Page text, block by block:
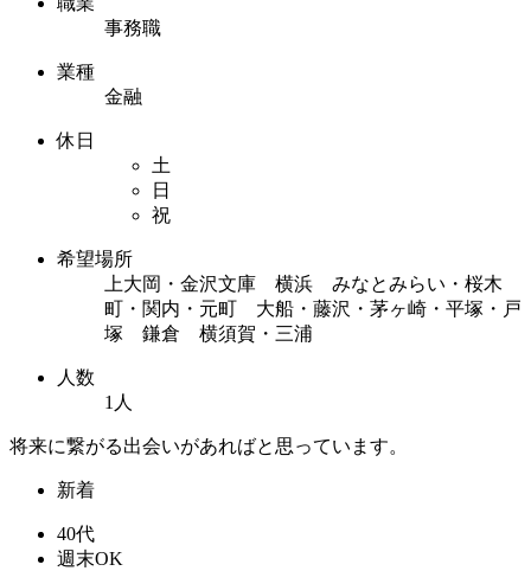
事務職
業種
金融
休日
土
日
祝
希望場所
上大岡・金沢文庫 横浜 みなとみらい・桜木
町・関内・元町 大船・藤沢・茅ヶ崎・平塚・戸
塚 鎌倉 横須賀・三浦
人数
1人
将来に繋がる出会いがあればと思っています。
新着
40代
週末OK